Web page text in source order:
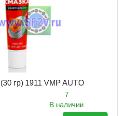
гр) 1911 VMP AUTO
7
В наличии